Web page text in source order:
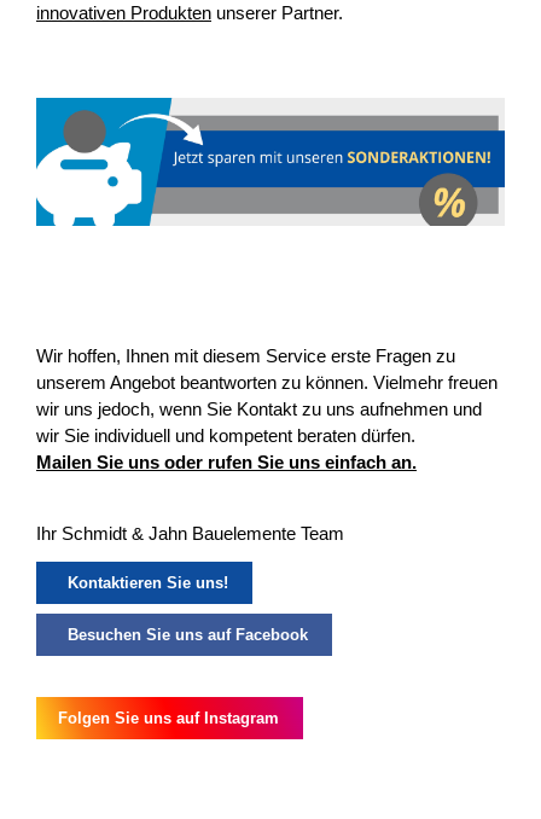
innovativen Produkten unserer Partner.
Wir hoffen, Ihnen mit diesem Service erste Fragen zu
unserem Angebot beantworten zu können. Vielmehr freuen
wir uns jedoch, wenn Sie Kontakt zu uns aufnehmen und
wir Sie individuell und kompetent beraten dürfen.
Mailen Sie uns oder rufen Sie uns einfach an.
Ihr Schmidt & Jahn Bauelemente Team
Kontaktieren Sie uns!
Besuchen Sie uns auf Facebook
Folgen Sie uns auf Instagram